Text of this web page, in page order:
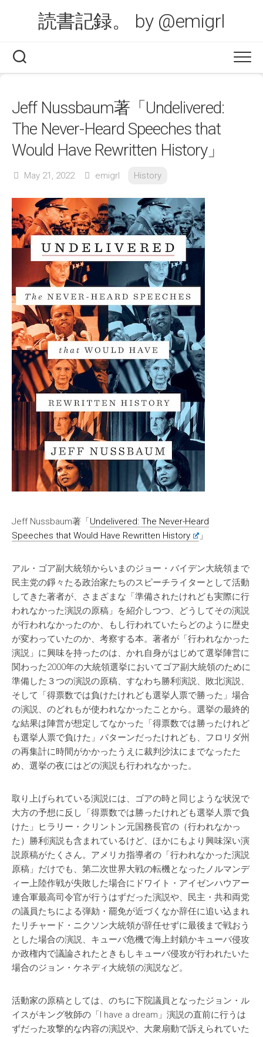
読書記録。 by @emigrl
Jeff Nussbaum著「Undelivered:
The Never-Heard Speeches that
Would Have Rewritten History」
May 21, 2022 emigrl History
Jeff Nussbaum著「Undelivered: The Never-Heard
Speeches that Would Have Rewritten History
」
アル・ゴア副大統領からいまのジョー・バイデン大統領まで
民主党の錚々たる政治家たちのスピーチライターとして活動
してきた著者が、さまざまな「準備されたけれども実際に行
われなかった演説の原稿」を紹介しつつ、どうしてその演説
が行われなかったのか、もし行われていたらどのように歴史
が変わっていたのか、考察する本。著者が「行われなかった
演説」に興味を持ったのは、かれ自身がはじめて選挙陣営に
関わった2000年の大統領選挙においてゴア副大統領のために
準備した３つの演説の原稿、すなわち勝利演説、敗北演説、
そして「得票数では負けたけれども選挙人票で勝った」場合
の演説、のどれもが使われなかったことから。選挙の最終的
な結果は陣営が想定してなかった「得票数では勝ったけれど
も選挙人票で負けた」パターンだったけれども、フロリダ州
の再集計に時間がかかったうえに裁判沙汰にまでなったた
め、選挙の夜にはどの演説も行われなかった。
取り上げられている演説には、ゴアの時と同じような状況で
大方の予想に反し「得票数では勝ったけれども選挙人票で負
けた」ヒラリー・クリントン元国務長官の（行われなかっ
た）勝利演説も含まれているけど、ほかにもより興味深い演
説原稿がたくさん。アメリカ指導者の「行われなかった演説
原稿」だけでも、第二次世界大戦の転機となったノルマンデ
ィー上陸作戦が失敗した場合にドワイト・アイゼンハウアー
連合軍最高司令官が行うはずだった演説や、民主・共和両党
の議員たちによる弾劾・罷免が近づくなか辞任に追い込まれ
たリチャード・ニクソン大統領が辞任せずに最後まで戦おう
とした場合の演説、キューバ危機で海上封鎖かキューバ侵攻
か政権内で議論されたときもしキューバ侵攻が行われたいた
場合のジョン・ケネディ大統領の演説など。
活動家の原稿としては、のちに下院議員となったジョン・ル
イスがキング牧師の「I have a dream」演説の直前に行うは
ずだった攻撃的な内容の演説や、大衆扇動で訴えられていた